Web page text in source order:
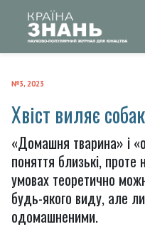
№3, 2023
Хвіст виляє
«Домашня тварина» і
поняття близькі,
умовах теоретично
будь-якого виду, але
одомашненими.